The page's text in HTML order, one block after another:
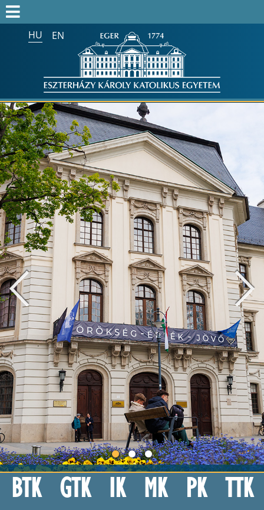
HU EN
FELVETTEK
HALLGATÓK
ALUMNI
MUNKATÁRSAKNAK
ONK2026
HTOTDK2027
Keresés az egész honlapon:
BTK GTK IK MK PK TTK